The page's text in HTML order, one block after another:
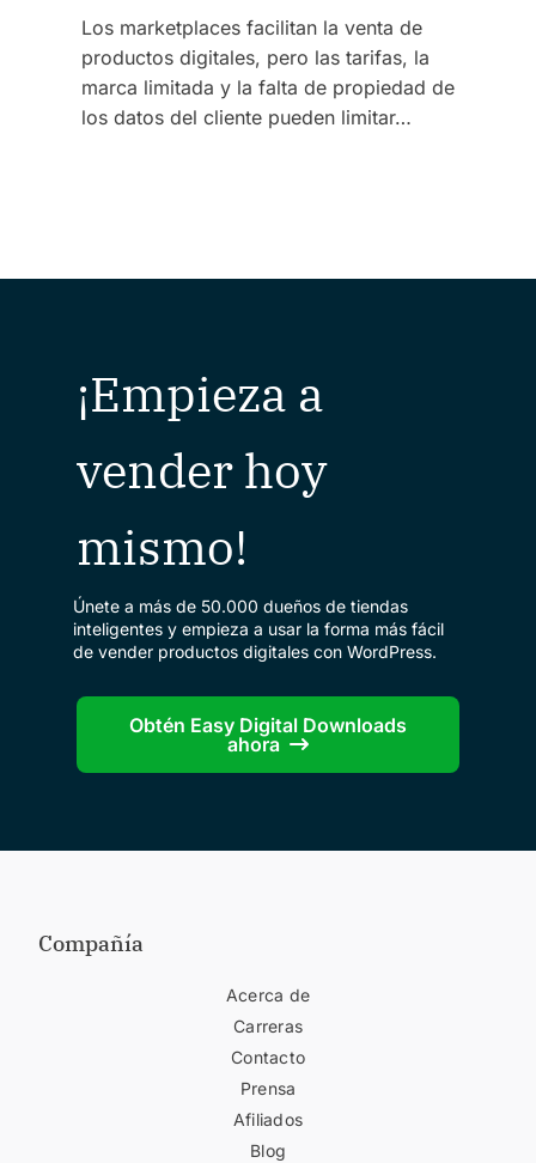
Los marketplaces facilitan la venta de
productos digitales, pero las tarifas, la
marca limitada y la falta de propiedad de
los datos del cliente pueden limitar…
¡Empieza a
vender hoy
mismo!
Únete a más de 50.000 dueños de tiendas
inteligentes y empieza a usar la forma más fácil
de vender productos digitales con WordPress.
Obtén Easy Digital Downloads
ahora
Compañía
Acerca de
Carreras
Contacto
Prensa
Afiliados
Blog